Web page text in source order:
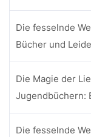
Die fesselnde
Bücher und
Die Magie der
Jugendbüchern:
Die fesselnde